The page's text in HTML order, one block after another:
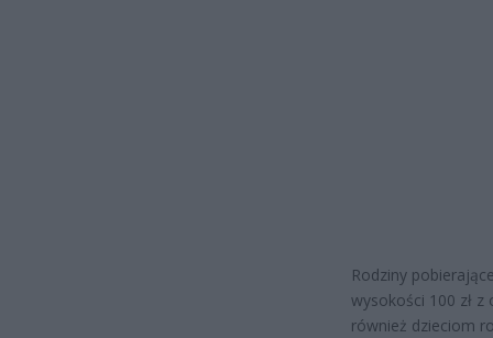
Rodziny
wysokości 100 zł
również dzieciom